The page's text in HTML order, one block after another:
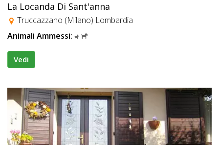
La Locanda Di Sant'anna
Truccazzano (Milano) Lombardia
Animali Ammessi:
Vedi